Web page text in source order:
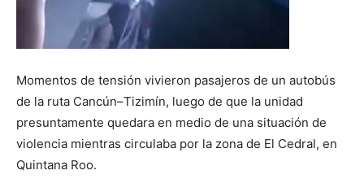
Momentos de tensión vivieron pasajeros de un autobús
de la ruta Cancún–Tizimín, luego de que la unidad
presuntamente quedara en medio de una situación de
violencia mientras circulaba por la zona de El Cedral, en
Quintana Roo.